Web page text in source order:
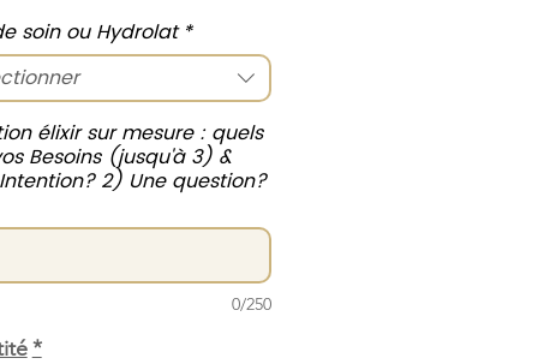
soin ou Hydrolat *
élixir sur mesure : quels
Besoins (jusqu'à 3) &
2) Une question?
0/250
*